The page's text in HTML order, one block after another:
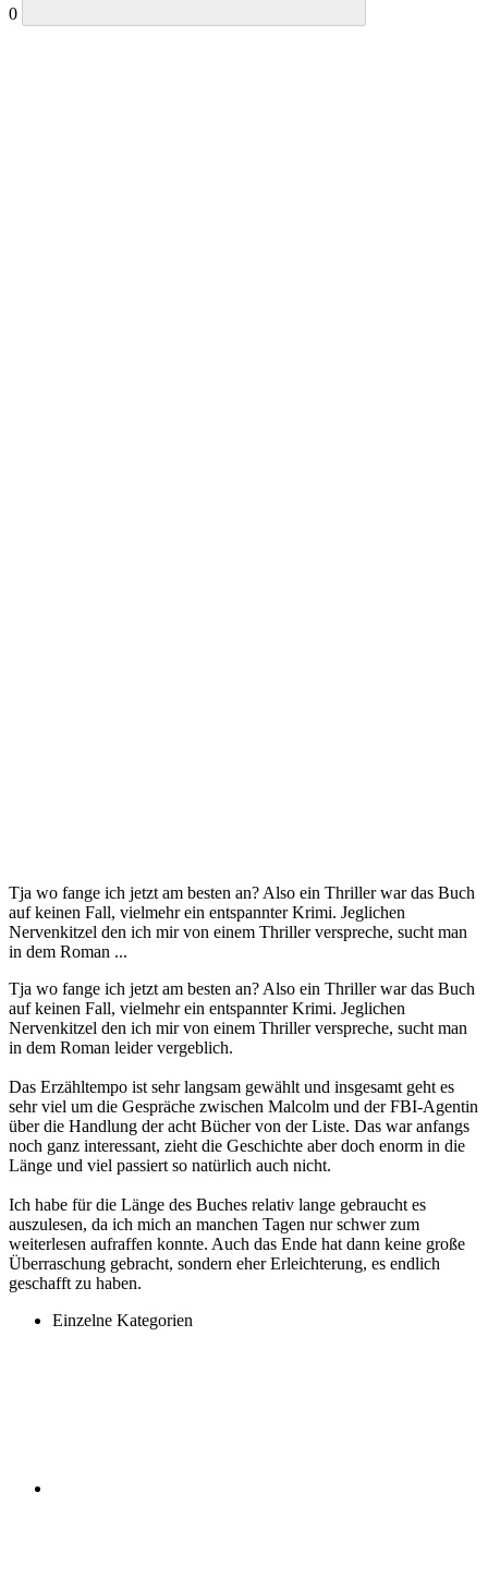
0
Tja wo fange ich jetzt am besten an? Also ein Thriller war das Buch
auf keinen Fall, vielmehr ein entspannter Krimi. Jeglichen
Nervenkitzel den ich mir von einem Thriller verspreche, sucht man
in dem Roman ...
Tja wo fange ich jetzt am besten an? Also ein Thriller war das Buch
auf keinen Fall, vielmehr ein entspannter Krimi. Jeglichen
Nervenkitzel den ich mir von einem Thriller verspreche, sucht man
in dem Roman leider vergeblich.
Das Erzähltempo ist sehr langsam gewählt und insgesamt geht es
sehr viel um die Gespräche zwischen Malcolm und der FBI-Agentin
über die Handlung der acht Bücher von der Liste. Das war anfangs
noch ganz interessant, zieht die Geschichte aber doch enorm in die
Länge und viel passiert so natürlich auch nicht.
Ich habe für die Länge des Buches relativ lange gebraucht es
auszulesen, da ich mich an manchen Tagen nur schwer zum
weiterlesen aufraffen konnte. Auch das Ende hat dann keine große
Überraschung gebracht, sondern eher Erleichterung, es endlich
geschafft zu haben.
Einzelne Kategorien